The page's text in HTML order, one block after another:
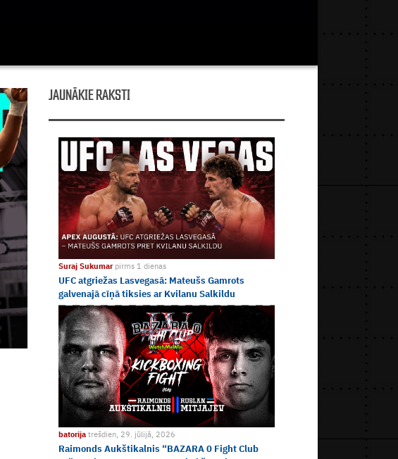
JAUNĀKIE RAKSTI
Suraj Sukumar pirms 1 dienas
UFC atgriežas Lasvegasā: Mateušs Gamrots
galvenajā cīņā tiksies ar Kvilanu Salkildu
batorijatrešdien, 29. jūlijā, 2026
Raimonds Aukštikalnis “BAZARA 0 Fight Club